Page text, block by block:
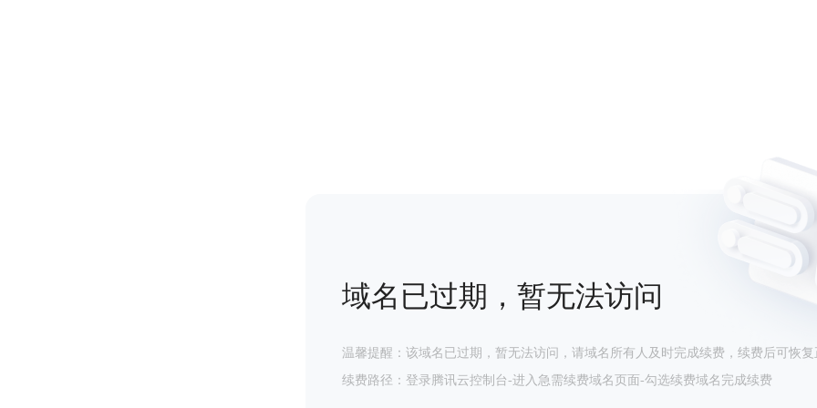
域名已过期，暂无法访问
温馨提醒：该域名已过期，暂无法访问，请域名所有人及时完成续费，续费后可恢复
续费路径：登录腾讯云控制台-进入急需续费域名页面-勾选续费域名完成续费